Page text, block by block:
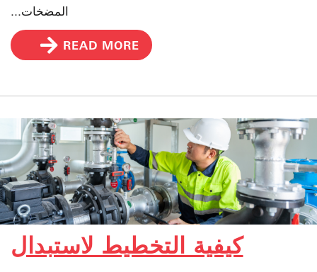
المضخات...
READ MORE
كيفية التخطيط لاستبدال